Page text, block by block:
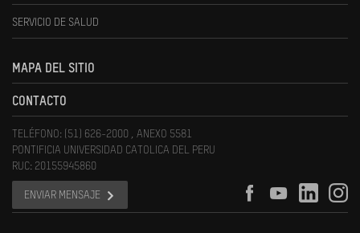
SERVICIO DE SALUD
MAPA DEL SITIO
CONTACTO
TELÉFONO: (51) 626-2000 , ANEXO 5581
PONTIFICIA UNIVERSIDAD CATOLICA DEL PERU
RUC: 20155945860
ENVIAR MENSAJE